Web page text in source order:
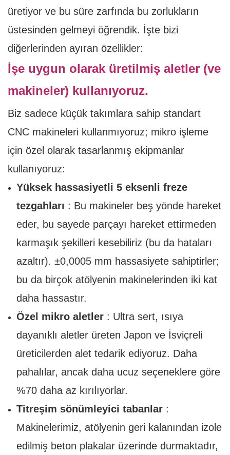
üretiyor ve bu süre zarfında bu zorlukların
üstesinden gelmeyi öğrendik. İşte bizi
diğerlerinden ayıran özellikler:
İşe uygun olarak üretilmiş aletler (ve
makineler) kullanıyoruz.
Biz sadece küçük takımlara sahip standart
CNC makineleri kullanmıyoruz; mikro işleme
için özel olarak tasarlanmış ekipmanlar
kullanıyoruz:
Yüksek hassasiyetli 5 eksenli freze
tezgahları : Bu makineler beş yönde hareket
eder, bu sayede parçayı hareket ettirmeden
karmaşık şekilleri kesebiliriz (bu da hataları
azaltır). ±0,0005 mm hassasiyete sahiptirler;
bu da birçok atölyenin makinelerinden iki kat
daha hassastır.
Özel mikro aletler: Ultra sert, ısıya
dayanıklı aletler üreten Japon ve İsviçreli
üreticilerden alet tedarik ediyoruz. Daha
pahalılar, ancak daha ucuz seçeneklere göre
%70 daha az kırılıyorlar.
Titreşim sönümleyici tabanlar:
Makinelerimiz, atölyenin geri kalanından izole
edilmiş beton plakalar üzerinde durmaktadır,